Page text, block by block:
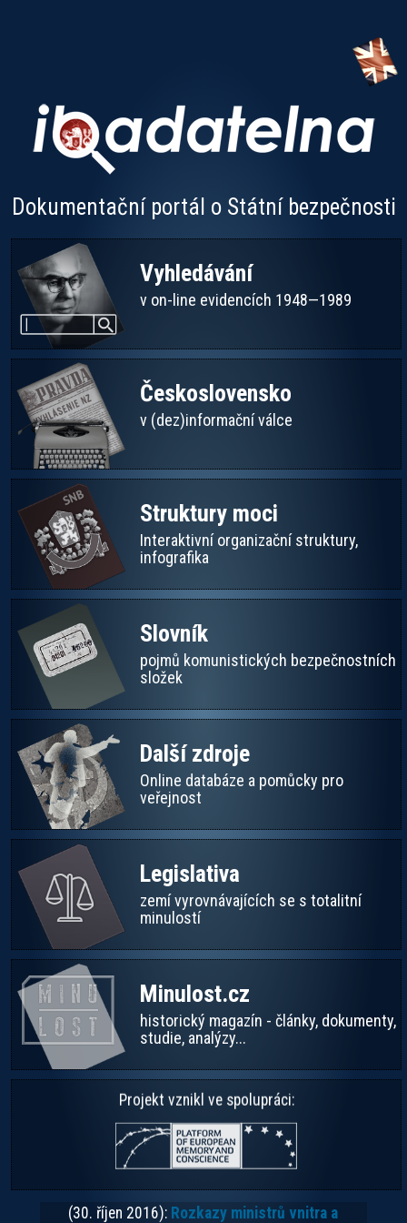
Dokumentační portál o Státní bezpečnosti
Vyhledávání
v on-line evidencích 1948—1989
Československo
v (dez)informační válce
Struktury moci
Interaktivní organizační struktury,
infografika
Slovník
pojmů komunistických bezpečnostních
složek
Další zdroje
Online databáze a pomůcky pro
veřejnost
Legislativa
zemí vyrovnávajících se s totalitní
minulostí
Minulost.cz
historický magazín - články, dokumenty,
studie, analýzy...
Projekt vznikl ve spolupráci:
(30. říjen 2016): Rozkazy ministrů vnitra a